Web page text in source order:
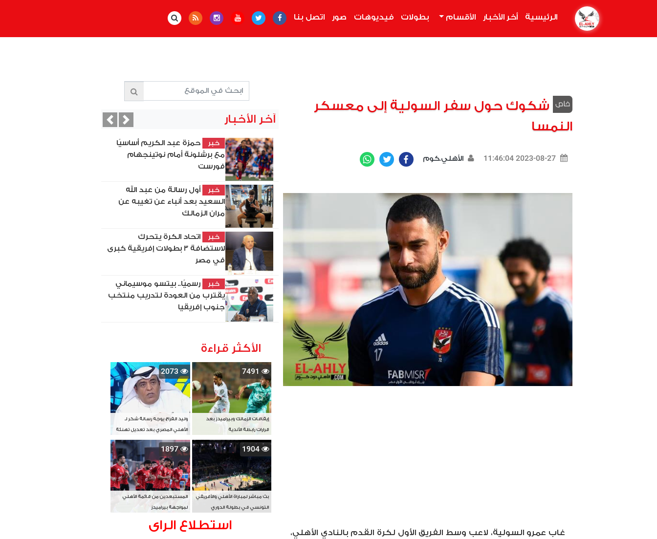
الرئيسية أخر الأخبار الأقسام بطولات فيديوهات صور اتصل بنا
شكوك حول سفر السولية إلى معسكر
النمسا
2023-08-27 11:46:04 الأهلي.كوم Facebook
Twitter
غاب عمرو السولية، لاعب وسط الفريق الأول لكرة القدم بالنادي الأهلي،
آخر الأخبار
خبر
حمزة عبد الكريم أساسيًا
مع برشلونة أمام نوتينجهام
فورست
خبر
أول رسالة من عبد الله
السعيد بعد أنباء عن تغيبه عن
مران الزمالك
خبر
اتحاد الكرة يتحرك
لاستضافة 3 بطولات إفريقية كبرى
في مصر
خبر
رسميًا.. بيتسو موسيماني
يقترب من العودة لتدريب منتخب
جنوب إفريقيا
PreviousNext
الأكثر قراءة
7491
إيقافات الزمالك وبيراميدز بعد
قرارات رابطة الأندية
2073
وليد الفراج يوجه رسالة شكر لـ
الأهلي المصري بعد تعديل تهنئة
بطل آسيا
1904
بث مباشر لمباراة الأهلي والأفريقي
التونسي في بطولة الدوري
1897
المستبعدين من قائمة الأهلي
لمواجهة بيراميدز
استطلاع الراى